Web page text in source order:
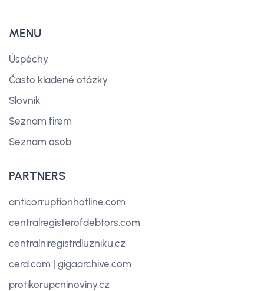
MENU
Úspěchy
Často kladené otázky
Slovník
Seznam firem
Seznam osob
PARTNERS
anticorruptionhotline.com
centralregisterofdebtors.com
centralniregistrdluzniku.cz
cerd.com | gigaarchive.com
protikorupcninoviny.cz